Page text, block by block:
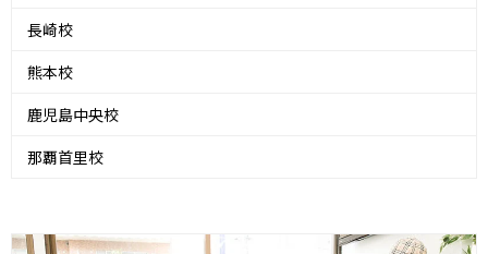
長崎校
熊本校
鹿児島中央校
那覇首里校